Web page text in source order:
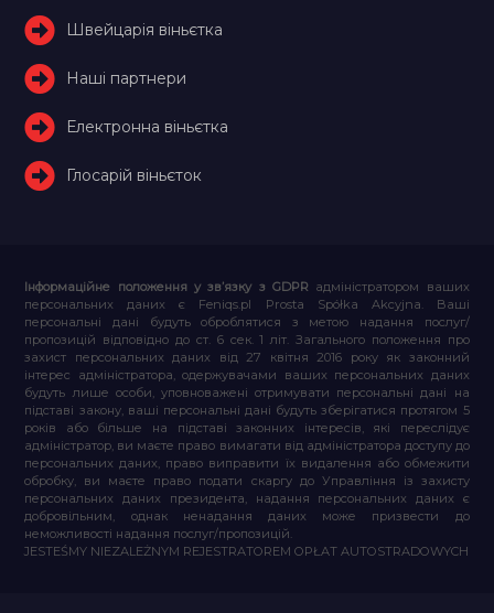
Швейцарія віньєтка
Наші партнери
Електронна віньєтка
Глосарій віньєток
Інформаційне положення у зв’язку з GDPR адміністратором ваших
персональних даних є Feniqs.pl Prosta Spółka Akcyjna. Ваші
персональні дані будуть оброблятися з метою надання послуг/
пропозицій відповідно до ст. 6 сек. 1 літ. Загального положення про
захист персональних даних від 27 квітня 2016 року як законний
інтерес адміністратора, одержувачами ваших персональних даних
будуть лише особи, уповноважені отримувати персональні дані на
підставі закону, ваші персональні дані будуть зберігатися протягом 5
років або більше на підставі законних інтересів, які переслідує
адміністратор, ви маєте право вимагати від адміністратора доступу до
персональних даних, право виправити їх видалення або обмежити
обробку, ви маєте право подати скаргу до Управління із захисту
персональних даних президента, надання персональних даних є
добровільним, однак ненадання даних може призвести до
неможливості надання послуг/пропозицій.
JESTEŚMY NIEZALEŻNYM REJESTRATOREM OPŁAT AUTOSTRADOWYCH